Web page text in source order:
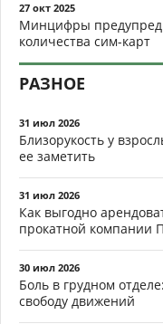
27 окт 2025
Минцифры
количества сим-карт
РАЗНОЕ
31 июл 2026
Близорукость у
ее заметить
31 июл 2026
Как выгодно
прокатной компании
30 июл 2026
Боль в грудном
свободу движений